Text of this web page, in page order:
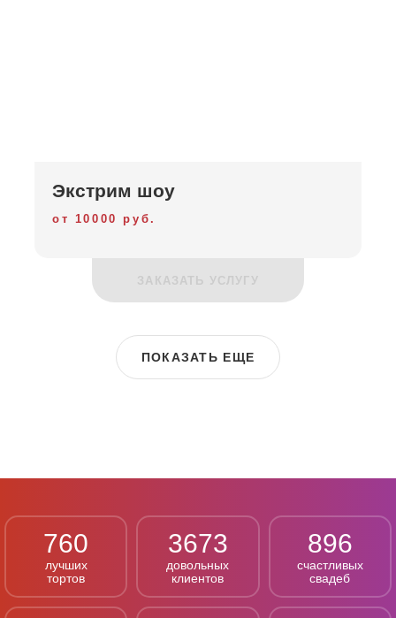
Экстрим шоу
от 10000 руб.
ЗАКАЗАТЬ УСЛУГУ
ПОКАЗАТЬ ЕЩЕ
760
лучших
тортов
3673
довольных
клиентов
896
счастливых
свадеб